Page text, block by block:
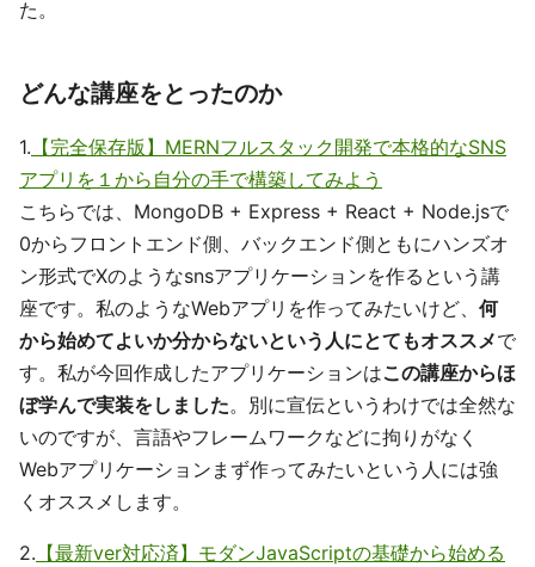
た。
どんな講座をとったのか
1. 【完全保存版】MERNフルスタック開発で本格的なSNS
アプリを１から自分の手で構築してみよう
こちらでは、MongoDB + Express + React + Node.jsで
0からフロントエンド側、バックエンド側ともにハンズオ
ン形式でXのようなsnsアプリケーションを作るという講
座です。私のようなWebアプリを作ってみたいけど、 何
から始めてよいか分からないという人にとてもオススメで
す。私が今回作成したアプリケーションはこの講座からほ
ぼ学んで実装をしました。別に宣伝というわけでは全然な
いのですが、言語やフレームワークなどに拘りがなく
Webアプリケーションまず作ってみたいという人には強
くオススメします。
2. 【最新ver対応済】モダンJavaScriptの基礎から始める